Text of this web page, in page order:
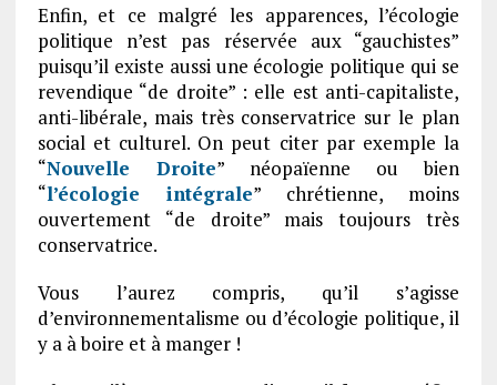
Enfin, et ce malgré les apparences, l’écologie
politique n’est pas réservée aux “gauchistes”
puisqu’il existe aussi une écologie politique qui se
revendique “de droite” : elle est anti-capitaliste,
anti-libérale, mais très conservatrice sur le plan
social et culturel. On peut citer par exemple la
“Nouvelle Droite” néopaïenne ou bien
“l’écologie intégrale” chrétienne, moins
ouvertement “de droite” mais toujours très
conservatrice.
Vous l’aurez compris, qu’il s’agisse
d’environnementalisme ou d’écologie politique, il
y a à boire et à manger !